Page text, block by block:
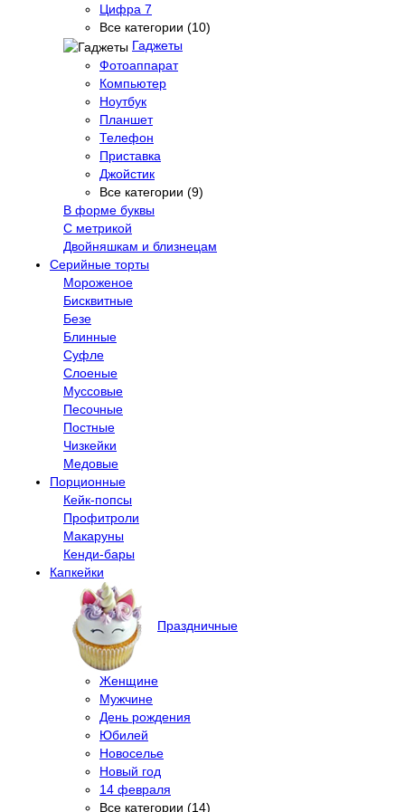
Цифра 7
Все категории (10)
Гаджеты
Фотоаппарат
Компьютер
Ноутбук
Планшет
Телефон
Приставка
Джойстик
Все категории (9)
В форме буквы
С метрикой
Двойняшкам и близнецам
Серийные торты
Мороженое
Бисквитные
Безе
Блинные
Суфле
Слоеные
Муссовые
Песочные
Постные
Чизкейки
Медовые
Порционные
Кейк-попсы
Профитроли
Макаруны
Кенди-бары
Капкейки
Праздничные
Женщине
Мужчине
День рождения
Юбилей
Новоселье
Новый год
14 февраля
Все категории (14)